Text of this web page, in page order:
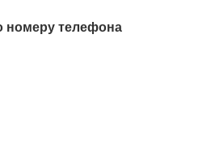
номеру телефона